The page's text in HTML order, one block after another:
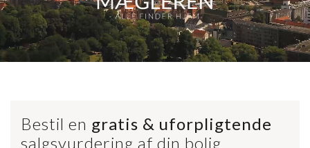
OM OS
KUNDEUDTALELSER
KONTAKT
Bestil en gratis & uforpligtende
salgsvurdering af din bolig